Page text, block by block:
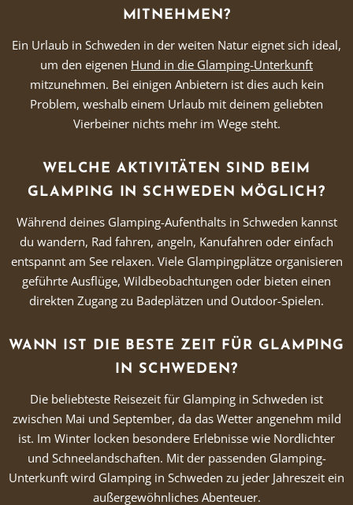
MITNEHMEN?
Ein Urlaub in Schweden in der weiten Natur eignet sich ideal,
um den eigenen Hund in die Glamping-Unterkunft
mitzunehmen. Bei einigen Anbietern ist dies auch kein
Problem, weshalb einem Urlaub mit deinem geliebten
Vierbeiner nichts mehr im Wege steht.
WELCHE AKTIVITÄTEN SIND BEIM
GLAMPING IN SCHWEDEN MÖGLICH?
Während deines Glamping-Aufenthalts in Schweden kannst
du wandern, Rad fahren, angeln, Kanufahren oder einfach
entspannt am See relaxen. Viele Glampingplätze organisieren
geführte Ausflüge, Wildbeobachtungen oder bieten einen
direkten Zugang zu Badeplätzen und Outdoor-Spielen.
WANN IST DIE BESTE ZEIT FÜR GLAMPING
IN SCHWEDEN?
Die beliebteste Reisezeit für Glamping in Schweden ist
zwischen Mai und September, da das Wetter angenehm mild
ist. Im Winter locken besondere Erlebnisse wie Nordlichter
und Schneelandschaften. Mit der passenden Glamping-
Unterkunft wird Glamping in Schweden zu jeder Jahreszeit ein
außergewöhnliches Abenteuer.